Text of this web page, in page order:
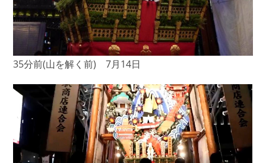
35分前(山を解く前) 7月14日